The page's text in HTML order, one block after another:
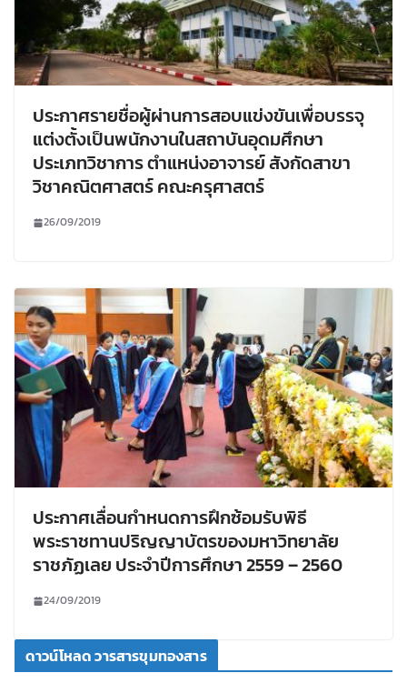
ประกาศรายชื่อผู้ผ่านการสอบแข่งขันเพื่อบรรจุ
แต่งตั้งเป็นพนักงานในสถาบันอุดมศึกษา
ประเภทวิชาการ ตำแหน่งอาจารย์ สังกัดสาขา
วิชาคณิตศาสตร์ คณะครุศาสตร์
26/09/2019
ประกาศเลื่อนกำหนดการฝึกซ้อมรับพิธี
พระราชทานปริญญาบัตรของมหาวิทยาลัย
ราชภัฏเลย ประจำปีการศึกษา 2559 – 2560
24/09/2019
ดาวน์โหลด วารสารขุมทองสาร